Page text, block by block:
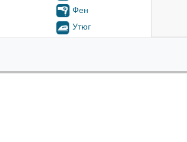
Фен
Утюг